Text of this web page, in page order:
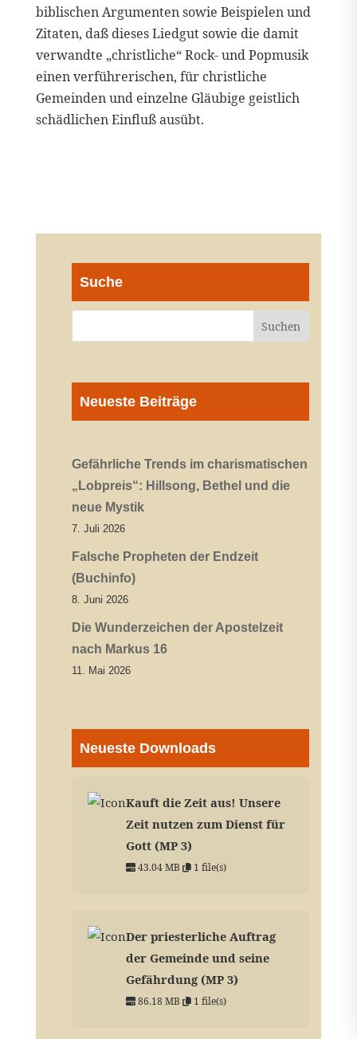
biblischen Argumenten sowie Beispielen und
Zitaten, daß dieses Liedgut sowie die damit
verwandte „christliche“ Rock- und Popmusik
einen verführerischen, für christliche
Gemeinden und einzelne Gläubige geistlich
schädlichen Einfluß ausübt.
Suche
Neueste Beiträge
Gefährliche Trends im charismatischen
„Lobpreis“: Hillsong, Bethel und die
neue Mystik
7. Juli 2026
Falsche Propheten der Endzeit
(Buchinfo)
8. Juni 2026
Die Wunderzeichen der Apostelzeit
nach Markus 16
11. Mai 2026
Neueste Downloads
Kauft die Zeit aus! Unsere
Zeit nutzen zum Dienst für
Gott (MP 3)
43.04 MB 1 file(s)
Der priesterliche Auftrag
der Gemeinde und seine
Gefährdung (MP 3)
86.18 MB 1 file(s)